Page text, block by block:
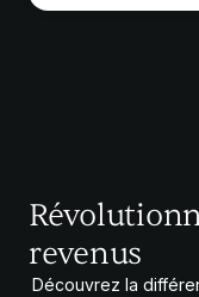
revenus
Découvrez la